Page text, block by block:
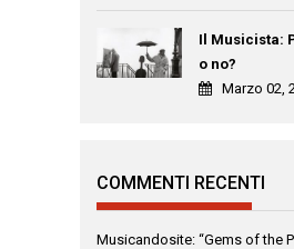
Il Musicista:
o no?
Marzo 02,
COMMENTI RECENTI
Musicandosite: “Gems of the